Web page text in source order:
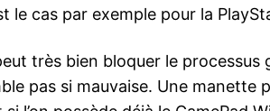
le cas par exemple pour la
très bien bloquer le processus
pas si mauvaise. Une